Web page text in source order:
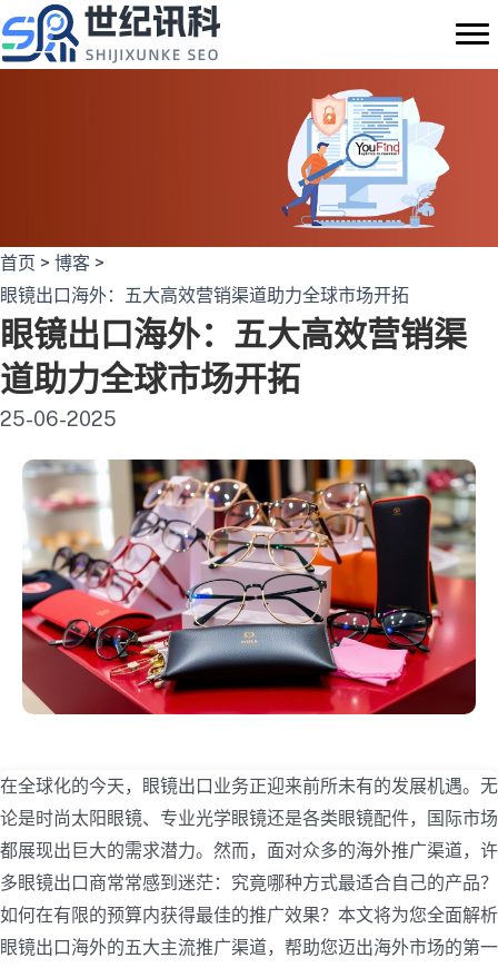
至
内
首页 > 博客 >
眼镜出口海外：五大高效营销渠道助力全球市场开拓
眼镜出口海外：五大高效营销渠
道助力全球市场开拓
25-06-2025
在全球化的今天，眼镜出口业务正迎来前所未有的发展机遇。无
论是时尚太阳眼镜、专业光学眼镜还是各类眼镜配件，国际市场
都展现出巨大的需求潜力。然而，面对众多的海外推广渠道，许
多眼镜出口商常常感到迷茫：究竟哪种方式最适合自己的产品？
如何在有限的预算内获得最佳的推广效果？本文将为您全面解析
眼镜出口海外的五大主流推广渠道，帮助您迈出海外市场的第一